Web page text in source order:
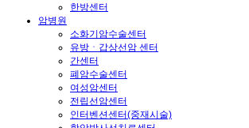
한방센터
암병원
소화기암수술센터
유방ㆍ갑상선암 센터
간센터
폐암수술센터
여성암센터
전립선암센터
인터벤션센터(중재시술)